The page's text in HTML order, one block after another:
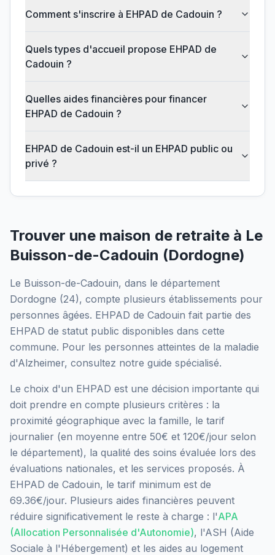
Comment s'inscrire à EHPAD de Cadouin ?
Quels types d'accueil propose EHPAD de
Cadouin ?
Quelles aides financières pour financer
EHPAD de Cadouin ?
EHPAD de Cadouin est-il un EHPAD public ou
privé ?
Trouver une maison de retraite à Le
Buisson-de-Cadouin (Dordogne)
Le Buisson-de-Cadouin, dans le département
Dordogne (24), compte plusieurs établissements pour
personnes âgées. EHPAD de Cadouin fait partie des
EHPAD de statut public disponibles dans cette
commune. Pour les personnes atteintes de la maladie
d'Alzheimer, consultez notre guide spécialisé.
Le choix d'un EHPAD est une décision importante qui
doit prendre en compte plusieurs critères : la
proximité géographique avec la famille, le tarif
journalier (en moyenne entre 50€ et 120€/jour selon
le département), la qualité des soins évaluée lors des
évaluations nationales, et les services proposés. À
EHPAD de Cadouin, le tarif minimum est de
69.36€/jour. Plusieurs aides financières peuvent
réduire significativement le reste à charge : l'APA
(Allocation Personnalisée d'Autonomie), l'ASH (Aide
Sociale à l'Hébergement) et les aides au logement